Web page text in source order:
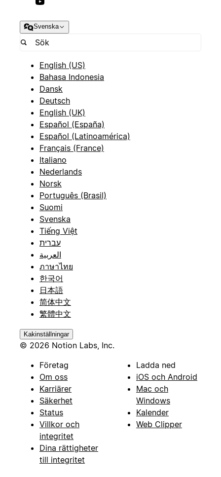
Svenska
English (US)
Bahasa Indonesia
Dansk
Deutsch
English (UK)
Español (España)
Español (Latinoamérica)
Français (France)
Italiano
Nederlands
Norsk
Português (Brasil)
Suomi
Svenska
Tiếng Việt
עברית
العربية
ภาษาไทย
한국어
日本語
简体中文
繁體中文
Kakinställningar
© 2026 Notion Labs, Inc.
Företag
Om oss
Karriärer
Säkerhet
Status
Villkor och
integritet
Dina rättigheter
till integritet
Ladda ned
iOS och Android
Mac och
Windows
Kalender
Web Clipper